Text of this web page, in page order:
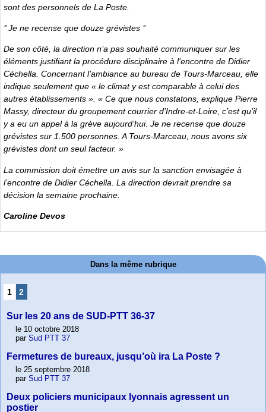
sont des personnels de La Poste.
’’ Je ne recense que douze grévistes ’’
De son côté, la direction n’a pas souhaité communiquer sur les
éléments justifiant la procédure disciplinaire à l’encontre de Didier
Céchella. Concernant l’ambiance au bureau de Tours-Marceau, elle
indique seulement que « le climat y est comparable à celui des
autres établissements ». « Ce que nous constatons, explique Pierre
Massy, directeur du groupement courrier d’Indre-et-Loire, c’est qu’il
y a eu un appel à la grève aujourd’hui. Je ne recense que douze
grévistes sur 1.500 personnes. A Tours-Marceau, nous avons six
grévistes dont un seul facteur. »
La commission doit émettre un avis sur la sanction envisagée à
l’encontre de Didier Céchella. La direction devrait prendre sa
décision la semaine prochaine.
Caroline Devos
Dans la même rubrique
1 2
Sur les 20 ans de SUD-PTT 36-37
le 10 octobre 2018
par Sud PTT 37
Fermetures de bureaux, jusqu’où ira La Poste ?
le 25 septembre 2018
par Sud PTT 37
Deux policiers municipaux lyonnais agressent un
postier